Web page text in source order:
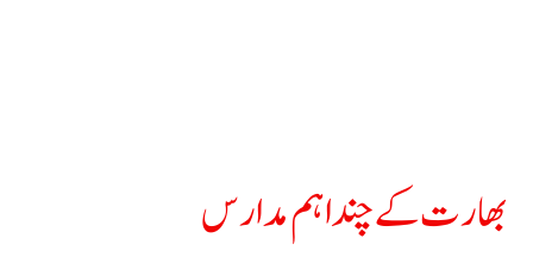
بھارت کے چند اہم مدارس